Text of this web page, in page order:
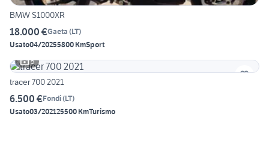
BMW S1000XR
18.000 €Gaeta (LT)
Usato04/20255800 KmSport
5
tracer 700 2021
6.500 €Fondi(LT)
Usato03/202125500 KmTurismo